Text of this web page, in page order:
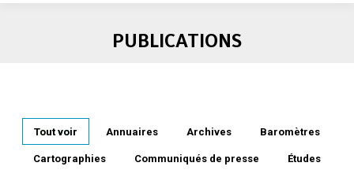
PUBLICATIONS
Tout voir Annuaires Archives Baromètres
Cartographies Communiqués de presse Études